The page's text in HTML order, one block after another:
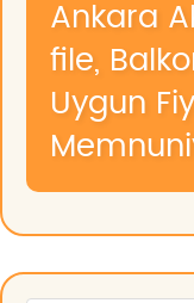
Ankara
file,
Uygun